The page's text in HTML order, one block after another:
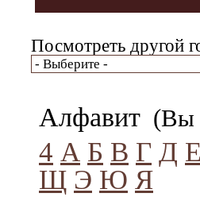
Посмотреть другой
Алфавит (Вы
4 А Б В Г Д
Щ Э Ю Я